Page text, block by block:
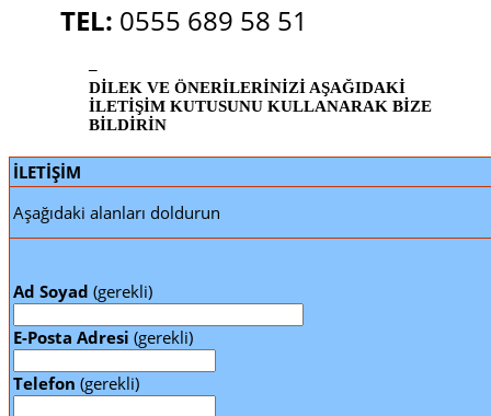
TEL: 0555 689 58 51
–
DİLEK VE ÖNERİLERİNİZİ AŞAĞIDAKİ
İLETİŞİM KUTUSUNU KULLANARAK BİZE
BİLDİRİN
İLETİŞİM
Aşağıdaki alanları doldurun
Ad Soyad (gerekli)
E-Posta Adresi (gerekli)
Telefon (gerekli)